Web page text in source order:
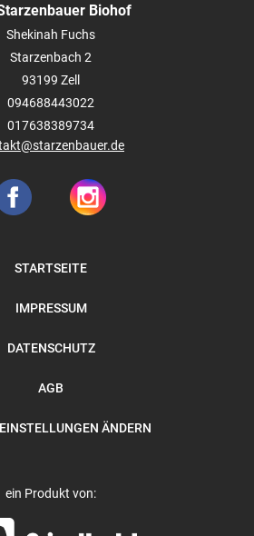
Biohof
Shekinah Fuchs
Starzenbach 2
93199 Zell
094688443022
017638389734
STARTSEITE
IMPRESSUM
DATENSCHUTZ
AGB
ÄNDERN
ein Produkt von: